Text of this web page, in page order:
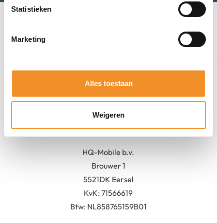
Statistieken
Marketing
Alles toestaan
Weigeren
Algemeen
Contact
HQ-Mobile b.v.
Brouwer 1
5521DK Eersel
KvK:71566619
Btw: NL858765159B01